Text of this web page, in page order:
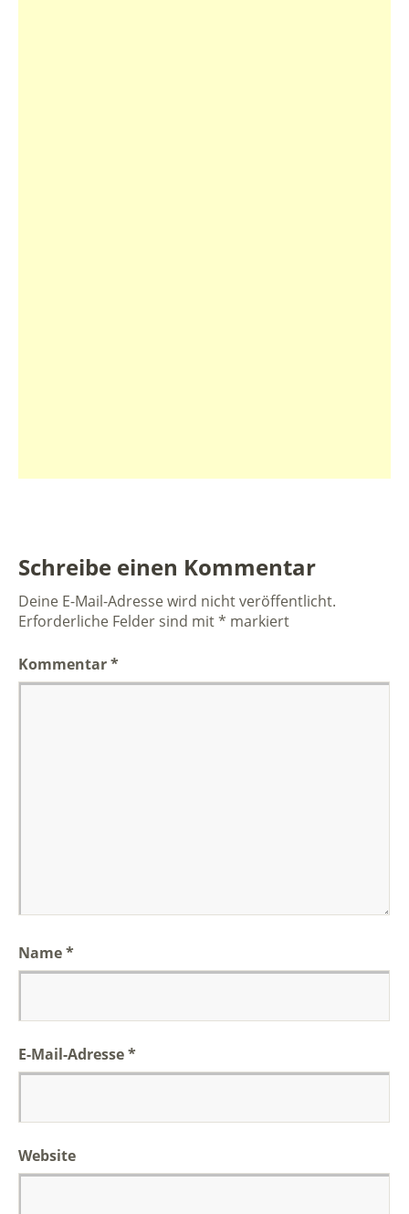
Schreibe einen Kommentar
Deine E-Mail-Adresse wird nicht veröffentlicht.
Erforderliche Felder sind mit* markiert
Kommentar*
Name*
E-Mail-Adresse*
Website